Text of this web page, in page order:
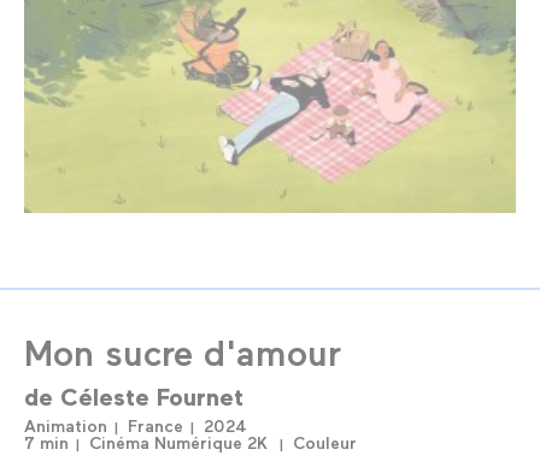
Mon sucre d'amour
de Céleste Fournet
Animation France
2024
7 min
Cinéma Numérique 2K Couleur